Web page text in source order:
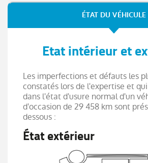
pneus
Système ISOFIX (i-Size) aux
(latérales)
Tableau de bord avec écran
compteurs analogiques
Vitres et lunette AR surteintées
Volant gainé en textile enduit
Touch
Sellerie tissu Noir Titane
ÉTAT DU VÉHICULE
Etat intérieur et
Les imperfections et défauts les
constatés lors de l'expertise et
dans l'état d'usure normal d'un
d'occasion de 29 458 km sont
dessous :
État extérieur